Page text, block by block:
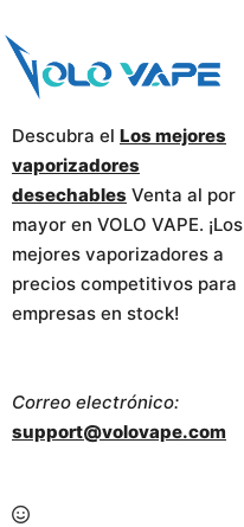
Descubra el Los mejores
vaporizadores
desechables Venta al por
mayor en VOLO VAPE. ¡Los
mejores vaporizadores a
precios competitivos para
empresas en stock!
Correo electrónico:
support@volovape.com